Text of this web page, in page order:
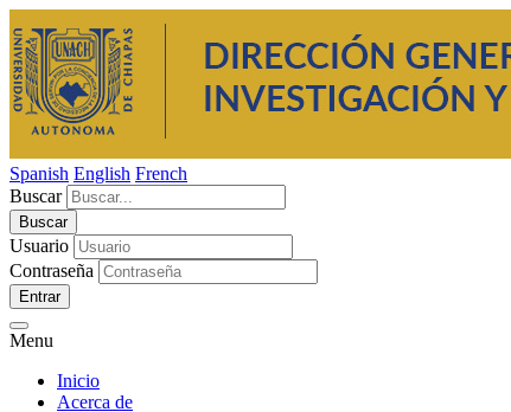
Spanish English French
Buscar
Usuario
Contraseña
Entrar
Menu
Inicio
Acerca de